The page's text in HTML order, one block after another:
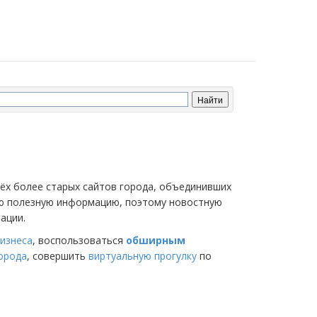
более старых сайтов города, объединивших
полезную информацию, поэтому новостную
, воспользоваться обширным
, совершить виртуальную прогулку по